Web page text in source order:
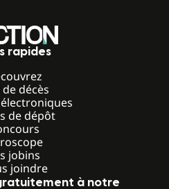
rapides
de décès
de dépôt
jobins
joindre
à notre